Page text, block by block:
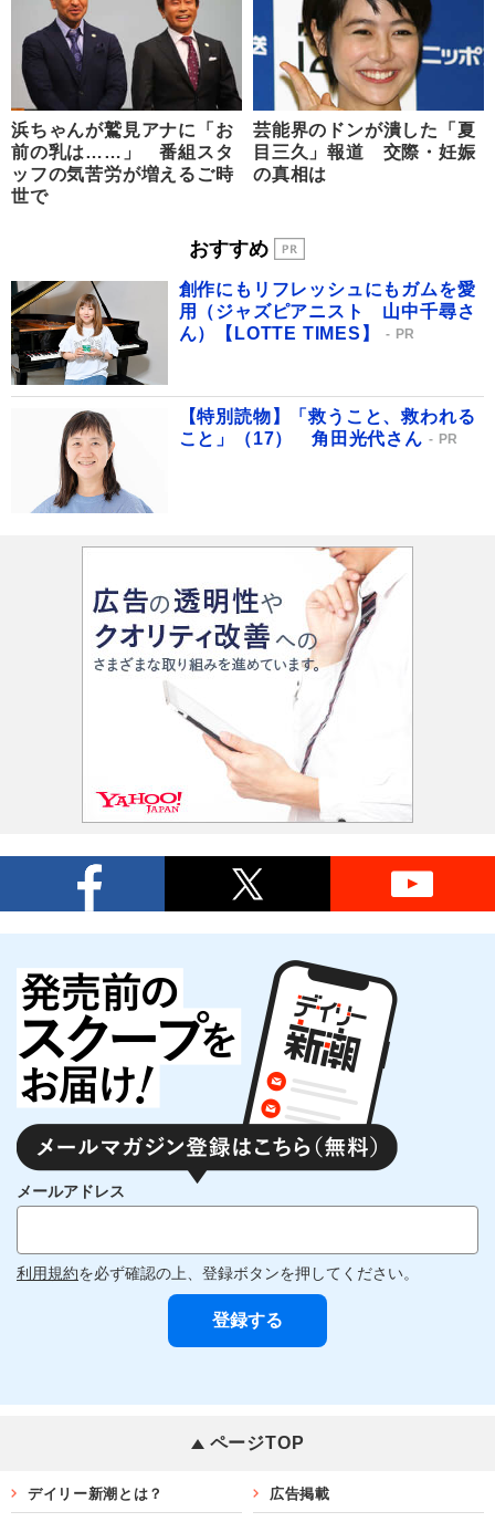
浜ちゃんが鷲見アナに「お
前の乳は……」 番組スタ
ッフの気苦労が増えるご時
世で
芸能界のドンが潰した「夏
目三久」報道 交際・妊娠
の真相は
おすすめ
創作にもリフレッシュにもガムを愛
用（ジャズピアニスト 山中千尋さ
ん）【LOTTE TIMES】
PR
【特別読物】「救うこと、救われる
こと」（17） 角田光代さん
PR
メールアドレス
利用規約を必ず確認の上、登録ボタンを押してください。
ページTOP
デイリー新潮とは？ 広告掲載